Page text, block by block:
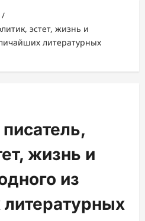
эстет, жизнь и
литературных
жизнь и
из